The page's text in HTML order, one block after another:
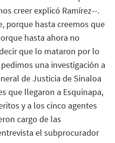
creer explicó Ramírez--.
porque hasta creemos que
hasta ahora no
que lo mataron por lo
una investigación a
de Justicia de Sinaloa
que llegaron a Esquinapa,
y a los cinco agentes
cargo de las
el subprocurador